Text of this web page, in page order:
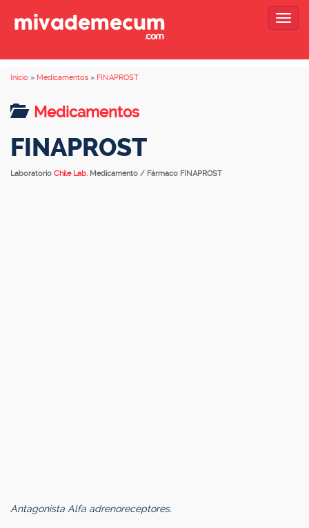
Inicio » Medicamentos » FINAPROST
Medicamentos
FINAPROST
Laboratorio Chile Lab. Medicamento / Fármaco FINAPROST
Antagonista Alfa adrenoreceptores.